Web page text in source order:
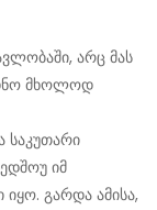
არც მას
მხოლოდ
საკუთარი
იმ
იყო. გარდა ამისა,